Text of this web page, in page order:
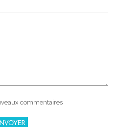
commentaires